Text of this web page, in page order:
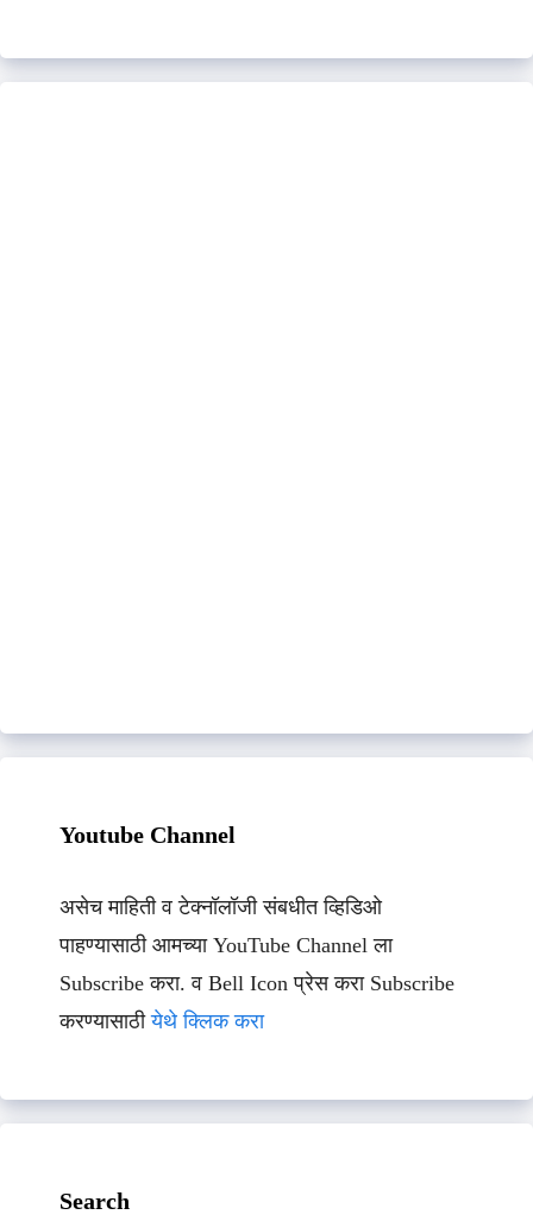
Youtube Channel
असेच माहिती व टेक्नॉलॉजी संबधीत व्हिडिओ
पाहण्यासाठी आमच्या YouTube Channel ला
Subscribe करा. व Bell Icon प्रेस करा Subscribe
करण्यासाठीयेथे क्लिक करा
Search